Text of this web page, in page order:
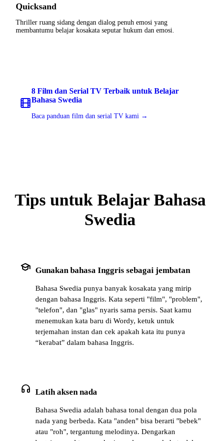
Quicksand
Thriller ruang sidang dengan dialog penuh emosi yang
membantumu belajar kosakata seputar hukum dan emosi.
8 Film dan Serial TV Terbaik untuk Belajar
Bahasa Swedia
Baca panduan film dan serial TV kami →
Tips untuk Belajar Bahasa
Swedia
school Gunakan bahasa Inggris sebagai jembatan
Bahasa Swedia punya banyak kosakata yang mirip
dengan bahasa Inggris. Kata seperti "film", "problem",
"telefon", dan "glas" nyaris sama persis. Saat kamu
menemukan kata baru di Wordy, ketuk untuk
terjemahan instan dan cek apakah kata itu punya
“kerabat” dalam bahasa Inggris.
headphones Latih aksen nada
Bahasa Swedia adalah bahasa tonal dengan dua pola
nada yang berbeda. Kata "anden" bisa berarti "bebek"
atau "roh", tergantung melodinya. Dengarkan